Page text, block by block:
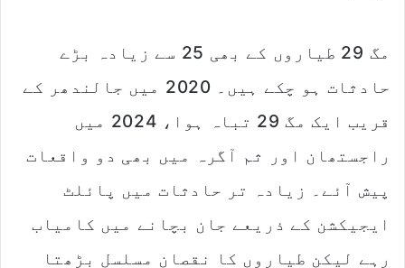
مگ 29 طیاروں کے بھی 25 سے زیادہ بڑے
حادثات ہو چکے ہیں۔ 2020 میں جالندھر کے
قریب ایک مگ 29 تباہ ہوا، 2024 میں
راجستھان اور ثم آگرہ میں بھی دو واقعات
پیش آئے۔ زیادہ تر حادثات میں پائلٹ
ایجیکشن کے ذریعے جان بچانے میں کامیاب
رہے لیکن طیاروں کا نقصان مسلسل بڑھتا